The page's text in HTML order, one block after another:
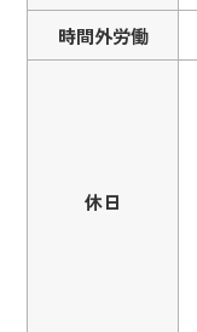
時間外労働
休日